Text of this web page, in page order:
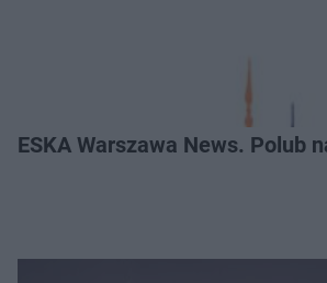
ESKA Warszawa News. Polub